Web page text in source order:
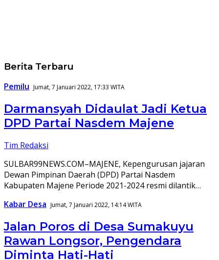
99news.id
Berita Terbaru
Pemilu Jumat, 7 Januari 2022, 17:33 WITA
Darmansyah Didaulat Jadi Ketua
DPD Partai Nasdem Majene
Tim Redaksi
SULBAR99NEWS.COM–MAJENE, Kepengurusan jajaran
Dewan Pimpinan Daerah (DPD) Partai Nasdem
Kabupaten Majene Periode 2021-2024 resmi dilantik…
Kabar Desa Jumat, 7 Januari 2022, 14:14 WITA
Jalan Poros di Desa Sumakuyu
Rawan Longsor, Pengendara
Diminta Hati-Hati